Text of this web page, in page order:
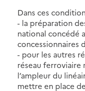
Dans ces
- la préparation
national concédé
concessionnaires
- pour les autres
réseau ferroviaire
l’ampleur du
mettre en place